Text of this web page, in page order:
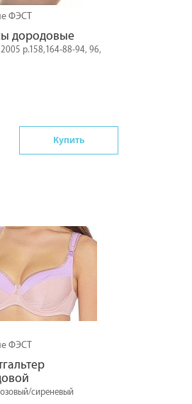
ФЭСТ
дородовые
р.158,164-88-94, 96,
Купить
ФЭСТ
сиреневый